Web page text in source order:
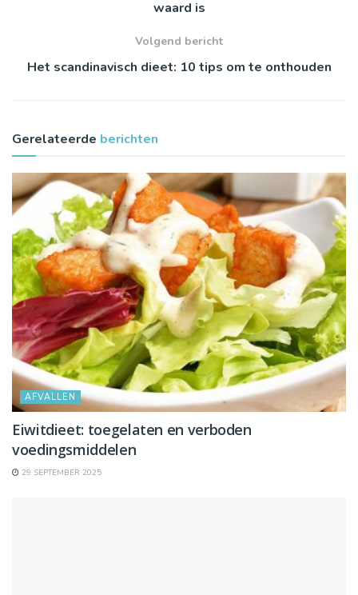
waard is
Volgend bericht
Het scandinavisch dieet: 10 tips om te onthouden
Gerelateerde berichten
AFVALLEN
Eiwitdieet: toegelaten en verboden
voedingsmiddelen
29 SEPTEMBER 2025